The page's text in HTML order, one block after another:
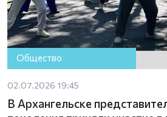
Общество
02.07.2026 19:45
В Архангельске